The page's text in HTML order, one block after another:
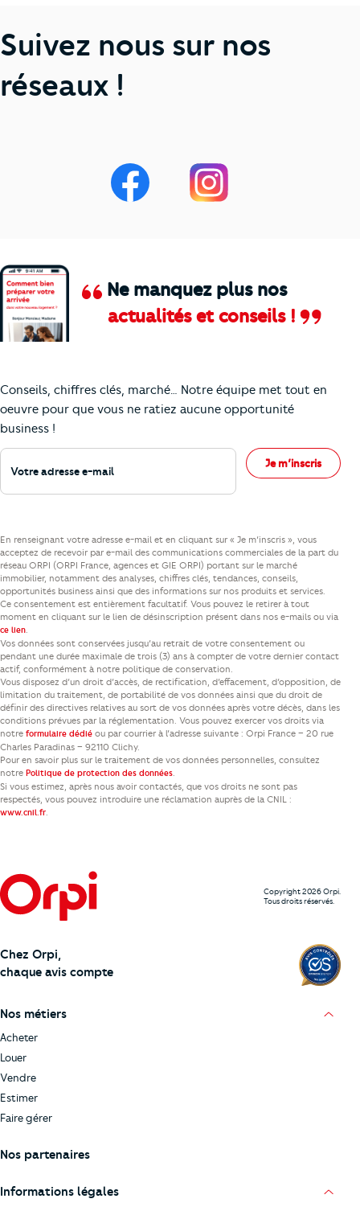
Suivez nous sur nos
réseaux !
Ne manquez plus nos
actualités et conseils !
Conseils, chiffres clés, marché… Notre équipe met tout en
oeuvre pour que vous ne ratiez aucune opportunité
business !
Votre adresse e-mail
Je m’inscris
En renseignant votre adresse e-mail et en cliquant sur « Je m’inscris », vous
acceptez de recevoir par e-mail des communications commerciales de la part du
réseau ORPI (ORPI France, agences et GIE ORPI) portant sur le marché
immobilier, notamment des analyses, chiffres clés, tendances, conseils,
opportunités business ainsi que des informations sur nos produits et services.
Ce consentement est entièrement facultatif. Vous pouvez le retirer à tout
moment en cliquant sur le lien de désinscription présent dans nos e-mails ou via
ce lien.
Vos données sont conservées jusqu’au retrait de votre consentement ou
pendant une durée maximale de trois (3) ans à compter de votre dernier contact
actif, conformément à notre politique de conservation.
Vous disposez d’un droit d’accès, de rectification, d’effacement, d’opposition, de
limitation du traitement, de portabilité de vos données ainsi que du droit de
définir des directives relatives au sort de vos données après votre décès, dans les
conditions prévues par la réglementation. Vous pouvez exercer vos droits via
notre formulaire dédié ou par courrier à l’adresse suivante : Orpi France – 20 rue
Charles Paradinas – 92110 Clichy.
Pour en savoir plus sur le traitement de vos données personnelles, consultez
notre Politique de protection des données.
Si vous estimez, après nous avoir contactés, que vos droits ne sont pas
respectés, vous pouvez introduire une réclamation auprès de la CNIL :
www.cnil.fr.
Copyright 2026 Orpi.
Tous droits réservés.
Chez Orpi,
chaque avis compte
Nos métiers
Acheter
Louer
Vendre
Estimer
Faire gérer
Nos partenaires
Informations légales